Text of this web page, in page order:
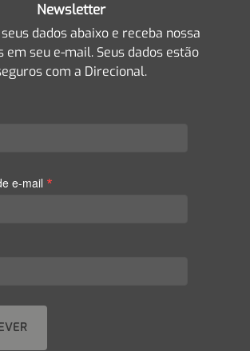
Newsletter
dados abaixo e receba nossa
em seu e-mail. Seus dados estão
com a Direcional.
e-mail *